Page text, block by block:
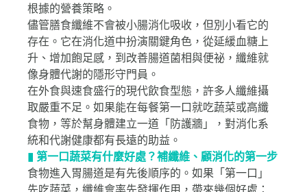
根據的營養策略。
儘管膳食纖維不會被小腸消化吸收，但別小看它的
存在。它在消化道中扮演關鍵角色，從延緩血糖上
升、增加飽足感，到改善腸道菌相與便祕，纖維就
像身體代謝的隱形守門員。
在外食與速食盛行的現代飲食型態，許多人纖維攝
取嚴重不足。如果能在每餐第一口就吃蔬菜或高纖
食物，等於幫身體建立一道「防護牆」，對消化系
統和代謝健康都有長遠的助益。
▮ 第一口蔬菜有什麼好處？補纖維、顧消化的第一步
食物進入胃腸道是有先後順序的。如果「第一口」